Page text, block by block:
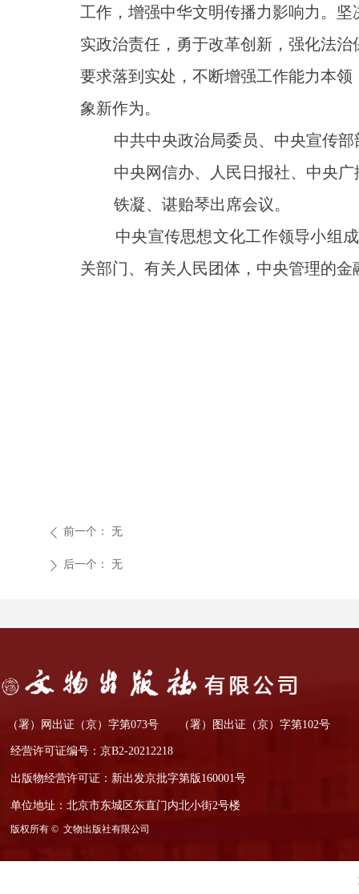
工作，增强中华文明传播力影响力。
实政治责任，勇于改革创新，强化法
要求落到实处，不断增强工作能力本
象新作为。
中共中央政治局委员、中央宣传部
中央网信办、人民日报社、中央广
铁凝、谌贻琴出席会议。
中央宣传思想文化工作领导小组成
关部门、有关人民团体，中央管理的
ꄴ 前一个： 无
ꄲ 后一个： 无
版权所有 © 文物出版社有限公司
（署）网出证（京）字第073号
出版物经营许可证：新出发京批字第版160001号
经营许可证编号：京B2-20212218
（署）图出证（京）字第102号
单位地址：北京市东城区东直门内北小街2号楼